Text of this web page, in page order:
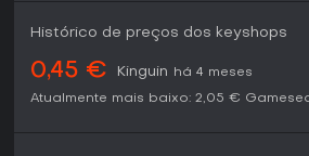
Histórico de preços dos keyshops
0,45 € Kinguin
há 4 meses
Atualmente mais baixo: 2,05 €